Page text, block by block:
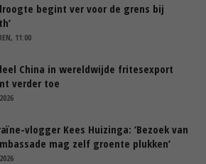
begint ver voor de grens bij
11:00
China in wereldwijde fritesexport
verder toe
vlogger Kees Huizinga: ‘Bezoek van
mag zelf groente plukken’